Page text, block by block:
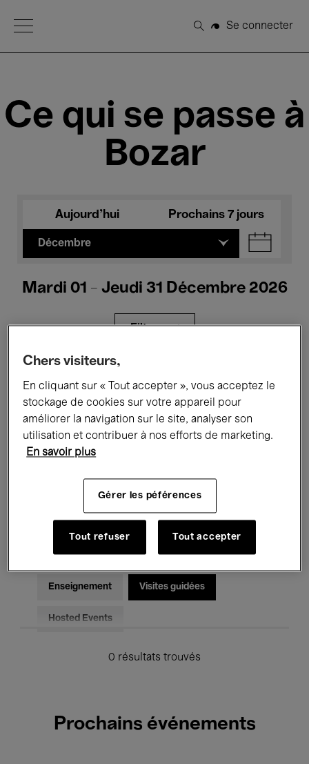
Open Menu
Rechercher
Se connecter
Ce qui se passe à
Bozar
Aujourd'hui Prochains 7 jours
Décembre
Mardi 01 - Jeudi 31 Décembre 2026
Filtres
Expositions Films Performances
Rencontres & Débats Jazz
Musique électronique
Pour tous Kids’ Palace
Enseignement Visites guidées
Hosted Events
0 résultats trouvés
Prochains événements
Chers visiteurs,
En cliquant sur « Tout accepter », vous acceptez le
stockage de cookies sur votre appareil pour
améliorer la navigation sur le site, analyser son
utilisation et contribuer à nos efforts de marketing.
En savoir plus
Gérer les péférences
Tout refuser Tout accepter